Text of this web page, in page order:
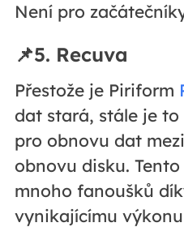
Není pro
📌5. Recuva
Přestože je Piriform
dat stará, stále je
pro obnovu dat
obnovu disku.
mnoho fanoušků
vynikajícímu